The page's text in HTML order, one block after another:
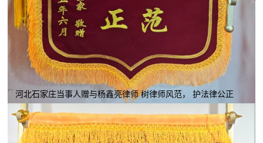
河北石家庄当事人赠与杨鑫亮律师 树律师风范， 护法律公正